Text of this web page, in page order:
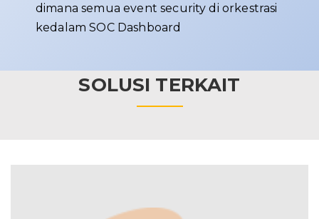
dimana semua event security di orkestrasi
kedalam SOC Dashboard
SOLUSI TERKAIT